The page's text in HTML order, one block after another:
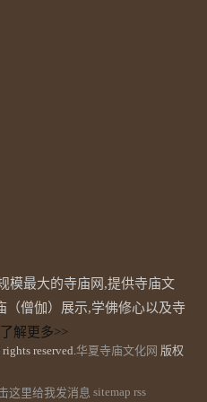
模最大的寺庙网,提供寺庙文
（僧伽）展示,学佛修心以及寺
了解更多>>
reserved. 华夏寺庙文化网 版权
sitemap rss